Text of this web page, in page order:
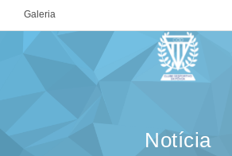
Galeria
Notícia